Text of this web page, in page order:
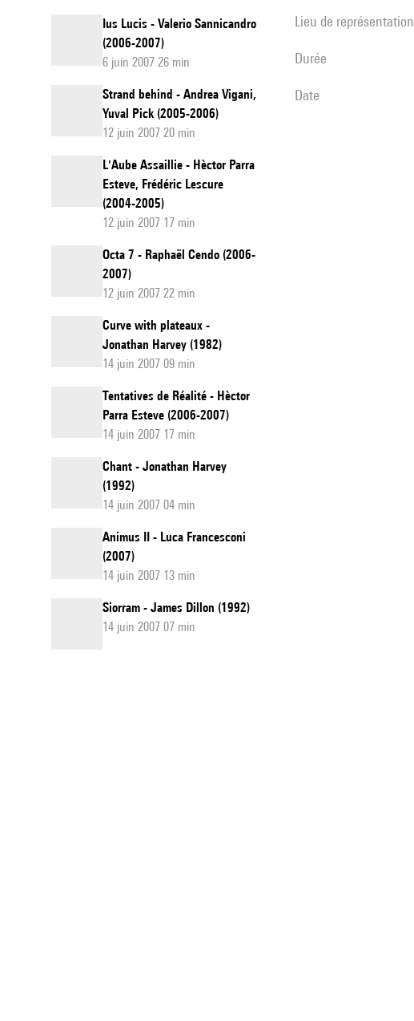
Ius Lucis - Valerio Sannicandro
(2006-2007)
6 juin 2007 26 min
Strand behind - Andrea Vigani,
Yuval Pick (2005-2006)
12 juin 2007 20 min
L'Aube Assaillie - Hèctor Parra
Esteve, Frédéric Lescure
(2004-2005)
12 juin 2007 17 min
Octa 7 - Raphaël Cendo (2006-
2007)
12 juin 2007 22 min
Curve with plateaux -
Jonathan Harvey (1982)
14 juin 2007 09 min
Tentatives de Réalité - Hèctor
Parra Esteve (2006-2007)
14 juin 2007 17 min
Chant - Jonathan Harvey
(1992)
14 juin 2007 04 min
Animus II - Luca Francesconi
(2007)
14 juin 2007 13 min
Siorram - James Dillon (1992)
14 juin 2007 07 min
Lieu de représentation
durée
date